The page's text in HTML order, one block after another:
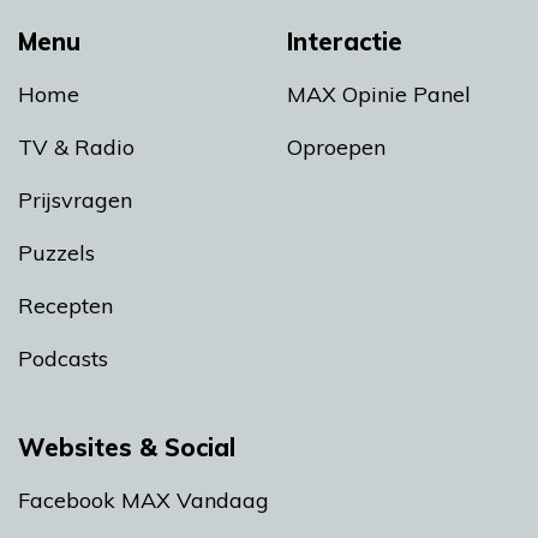
Menu
Home
TV & Radio
Prijsvragen
Puzzels
Recepten
Podcasts
Interactie
MAX Opinie Panel
Oproepen
Websites & Social
Facebook MAX Vandaag